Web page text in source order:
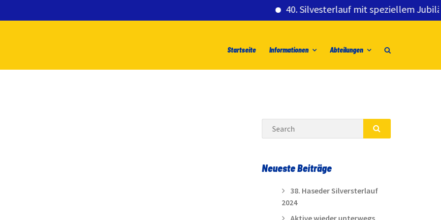
40. Silvesterlauf mit speziellem
Startseite Informationen Abteilungen
Search
SEARCH
Neueste Beiträge
38. Haseder Silversterlauf
2024
Aktive wieder unterwegs